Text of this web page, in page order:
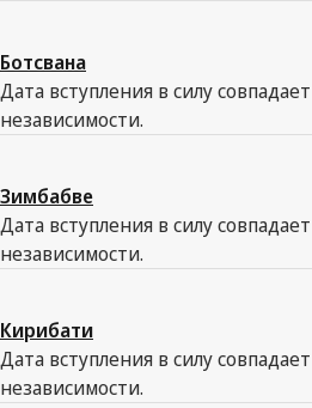
Ботсвана
Дата вступления в силу
независимости.
Зимбабве
Дата вступления в силу
независимости.
Кирибати
Дата вступления в силу
независимости.